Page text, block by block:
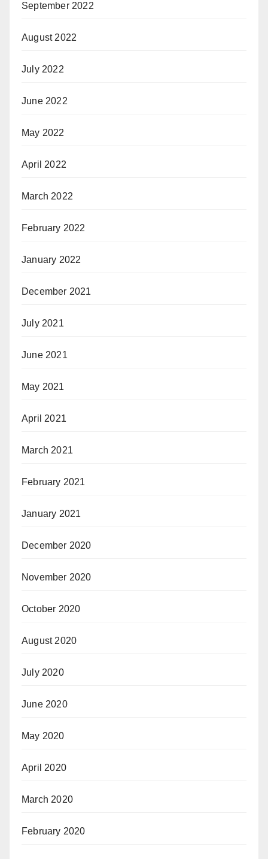
September 2022
August 2022
July 2022
June 2022
May 2022
April 2022
March 2022
February 2022
January 2022
December 2021
July 2021
June 2021
May 2021
April 2021
March 2021
February 2021
January 2021
December 2020
November 2020
October 2020
August 2020
July 2020
June 2020
May 2020
April 2020
March 2020
February 2020